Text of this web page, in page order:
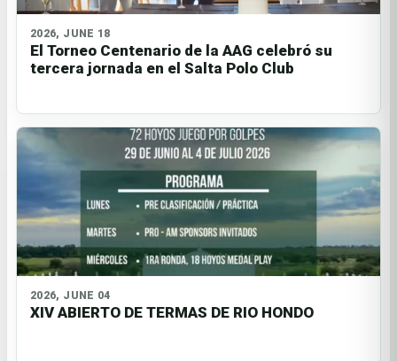
2026, JUNE 18
El Torneo Centenario de la AAG celebró su
tercera jornada en el Salta Polo Club
2026, JUNE 04
XIV ABIERTO DE TERMAS DE RIO HONDO